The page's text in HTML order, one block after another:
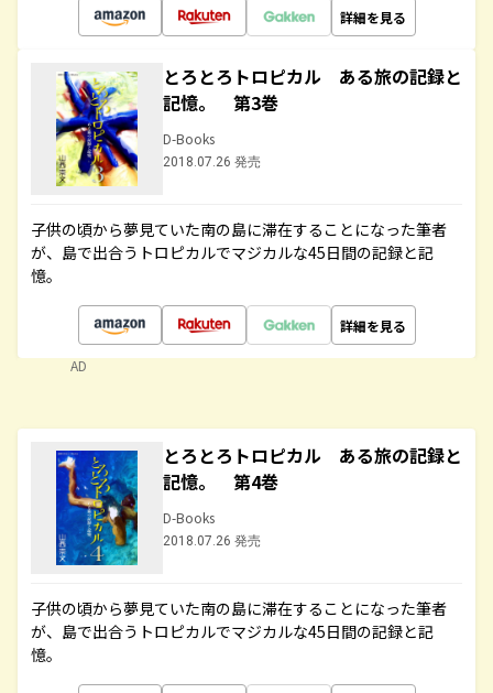
詳細を見る
とろとろトロピカル ある旅の記録と
記憶。 第3巻
D-Books
2018.07.26 発売
子供の頃から夢見ていた南の島に滞在することになった筆者
が、島で出合うトロピカルでマジカルな45日間の記録と記
憶。
詳細を見る
AD
とろとろトロピカル ある旅の記録と
記憶。 第4巻
D-Books
2018.07.26 発売
子供の頃から夢見ていた南の島に滞在することになった筆者
が、島で出合うトロピカルでマジカルな45日間の記録と記
憶。